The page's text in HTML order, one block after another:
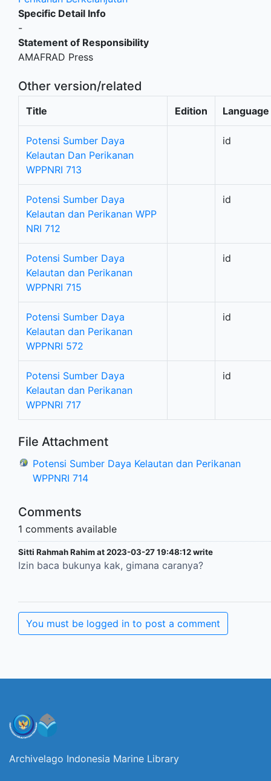
Specific Detail Info
-
Statement of Responsibility
AMAFRAD Press
Other version/related
Title Edition Language
Potensi Sumber Daya
Kelautan Dan Perikanan
WPPNRI 713
id
Potensi Sumber Daya
Kelautan dan Perikanan WPP
NRI 712
id
Potensi Sumber Daya
Kelautan dan Perikanan
WPPNRI 715
id
Potensi Sumber Daya
Kelautan dan Perikanan
WPPNRI 572
id
Potensi Sumber Daya
Kelautan dan Perikanan
WPPNRI 717
id
File Attachment
Potensi Sumber Daya Kelautan dan Perikanan
WPPNRI 714
Comments
1 comments available
Sitti Rahmah Rahim at 2023-03-27 19:48:12 write
Izin baca bukunya kak, gimana caranya?
You must be logged in to post a comment
Archivelago Indonesia Marine Library